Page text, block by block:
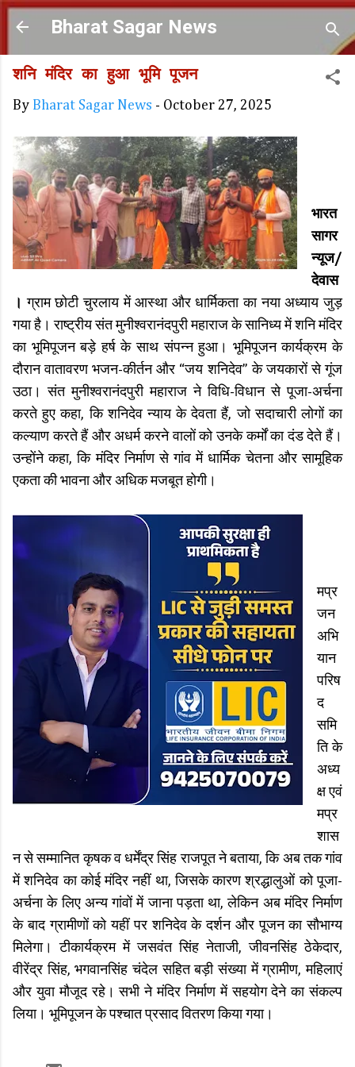
Skip to main content
Bharat Sagar News
शनि मंदिर का हुआ भूमि पूजन
By Bharat Sagar News - October 27, 2025
भारत
सागर
न्यूज/
देवास
। ग्राम छोटी चुरलाय में आस्था और धार्मिकता का नया अध्याय जुड़
गया है। राष्ट्रीय संत मुनीश्वरानंदपुरी महाराज के सानिध्य में शनि मंदिर
का भूमिपूजन बड़े हर्ष के साथ संपन्न हुआ। भूमिपूजन कार्यक्रम के
दौरान वातावरण भजन-कीर्तन और “जय शनिदेव” के जयकारों से गूंज
उठा। संत मुनीश्वरानंदपुरी महाराज ने विधि-विधान से पूजा-अर्चना
करते हुए कहा, कि शनिदेव न्याय के देवता हैं, जो सदाचारी लोगों का
कल्याण करते हैं और अधर्म करने वालों को उनके कर्मों का दंड देते हैं।
उन्होंने कहा, कि मंदिर निर्माण से गांव में धार्मिक चेतना और सामूहिक
एकता की भावना और अधिक मजबूत होगी।
मप्र
जन
अभि
यान
परिष
द
समि
ति के
अध्य
क्ष एवं
मप्र
शास
न से सम्मानित कृषक व धर्मेंद्र सिंह राजपूत ने बताया, कि अब तक गांव
में शनिदेव का कोई मंदिर नहीं था, जिसके कारण श्रद्धालुओं को पूजा-
अर्चना के लिए अन्य गांवों में जाना पड़ता था, लेकिन अब मंदिर निर्माण
के बाद ग्रामीणों को यहीं पर शनिदेव के दर्शन और पूजन का सौभाग्य
मिलेगा। टीकार्यक्रम में जसवंत सिंह नेताजी, जीवनसिंह ठेकेदार,
वीरेंद्र सिंह, भगवानसिंह चंदेल सहित बड़ी संख्या में ग्रामीण, महिलाएं
और युवा मौजूद रहे। सभी ने मंदिर निर्माण में सहयोग देने का संकल्प
लिया। भूमिपूजन के पश्चात प्रसाद वितरण किया गया।